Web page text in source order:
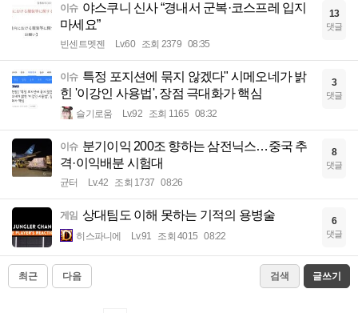
이슈 야스쿠니 신사 “경내서 군복·코스프레 입지
마세요”
빈센트멧젠 Lv.60 조회 2379 08:35
13
댓글
이슈 특정 포지션에 묶지 않겠다" 시메오네가 밝
힌 '이강인 사용법', 장점 극대화가 핵심
슬기로움 Lv.92 조회 1165 08:32
3
댓글
이슈 분기이익 200조 향하는 삼전닉스…중국 추
격·이익배분 시험대
균터 Lv.42 조회 1737 08:26
8
댓글
게임 상대팀도 이해 못하는 기적의 용병술
히스파니에 Lv.91 조회 4015 08:22
6
댓글
최근 다음 검색 글쓰기